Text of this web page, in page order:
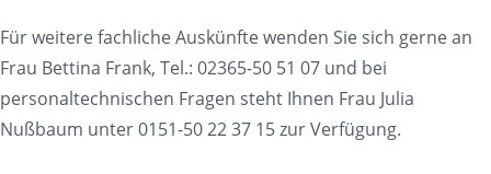
Für weitere fachliche Auskünfte wenden Sie sich gerne an
Frau Bettina Frank, Tel.: 02365-50 51 07 und bei
personaltechnischen Fragen steht Ihnen Frau Julia
Nußbaum unter 0151-50 22 37 15 zur Verfügung.